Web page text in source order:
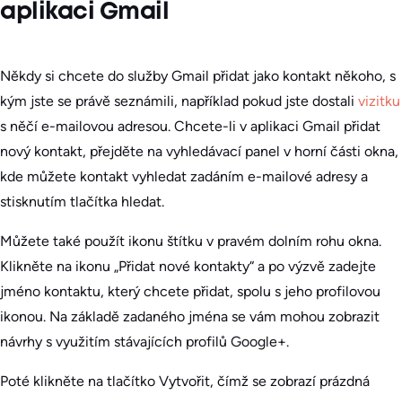
aplikaci Gmail
Někdy si chcete do služby Gmail přidat jako kontakt někoho, s
kým jste se právě seznámili, například pokud jste dostali vizitku
s něčí e-mailovou adresou. Chcete-li v aplikaci Gmail přidat
nový kontakt, přejděte na vyhledávací panel v horní části okna,
kde můžete kontakt vyhledat zadáním e-mailové adresy a
stisknutím tlačítka hledat.
Můžete také použít ikonu štítku v pravém dolním rohu okna.
Klikněte na ikonu „Přidat nové kontakty“ a po výzvě zadejte
jméno kontaktu, který chcete přidat, spolu s jeho profilovou
ikonou. Na základě zadaného jména se vám mohou zobrazit
návrhy s využitím stávajících profilů Google+.
Poté klikněte na tlačítko Vytvořit, čímž se zobrazí prázdná